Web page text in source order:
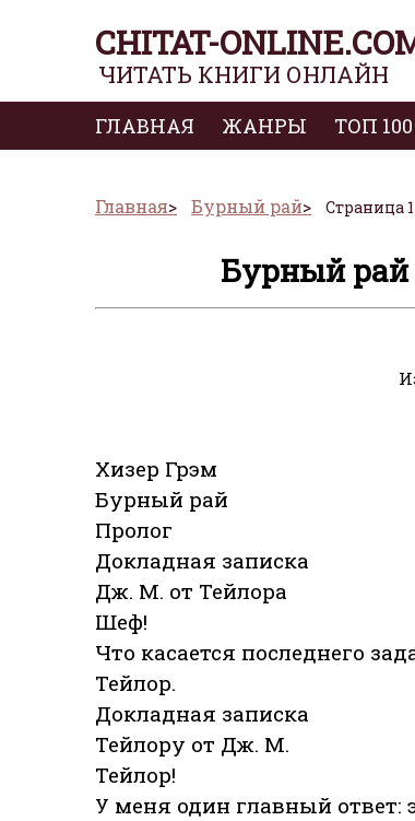
CHITAT-
ЧИТАТЬ КНИГИ ОНЛАЙН
ГЛАВНАЯ ЖАНРЫ ТОП 100
Главная Бурный рай Страница 1
Бурный рай
Хизер Грэм
Бурный рай
Пролог
Докладная записка
Дж. М. от Тейлора
Шеф!
Что касается последнего
Тейлор.
Докладная записка
Тейлору от Дж. М.
Тейлор!
У меня один главный ответ: